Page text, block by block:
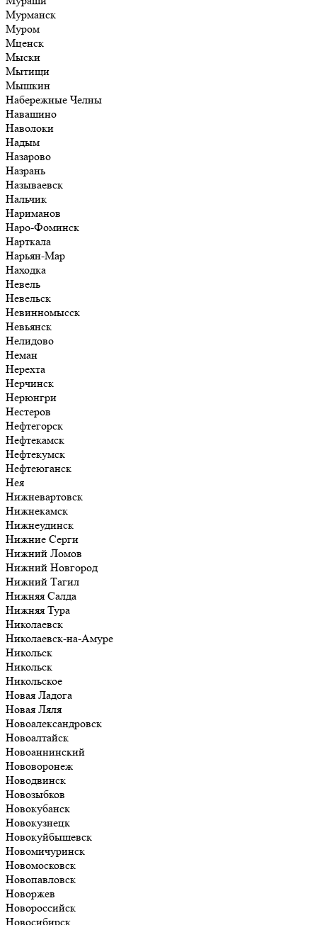
Мурманск
Муром
Мценск
Мыски
Мытищи
Мышкин
Набережные Челны
Навашино
Наволоки
Надым
Назарово
Назрань
Называевск
Нальчик
Нариманов
Наро-Фоминск
Нарткала
Нарьян-Мар
Находка
Невель
Невельск
Невинномысск
Невьянск
Нелидово
Неман
Нерехта
Нерчинск
Нерюнгри
Нестеров
Нефтегорск
Нефтекамск
Нефтекумск
Нефтеюганск
Нея
Нижневартовск
Нижнекамск
Нижнеудинск
Нижние Серги
Нижний Ломов
Нижний Новгород
Нижний Тагил
Нижняя Салда
Нижняя Тура
Николаевск
Николаевск-на-Амуре
Никольск
Никольск
Никольское
Новая Ладога
Новая Ляля
Новоалександровск
Новоалтайск
Новоаннинский
Нововоронеж
Новодвинск
Новозыбков
Новокубанск
Новокузнецк
Новокуйбышевск
Новомичуринск
Новомосковск
Новопавловск
Новоржев
Новороссийск
Новосибирск